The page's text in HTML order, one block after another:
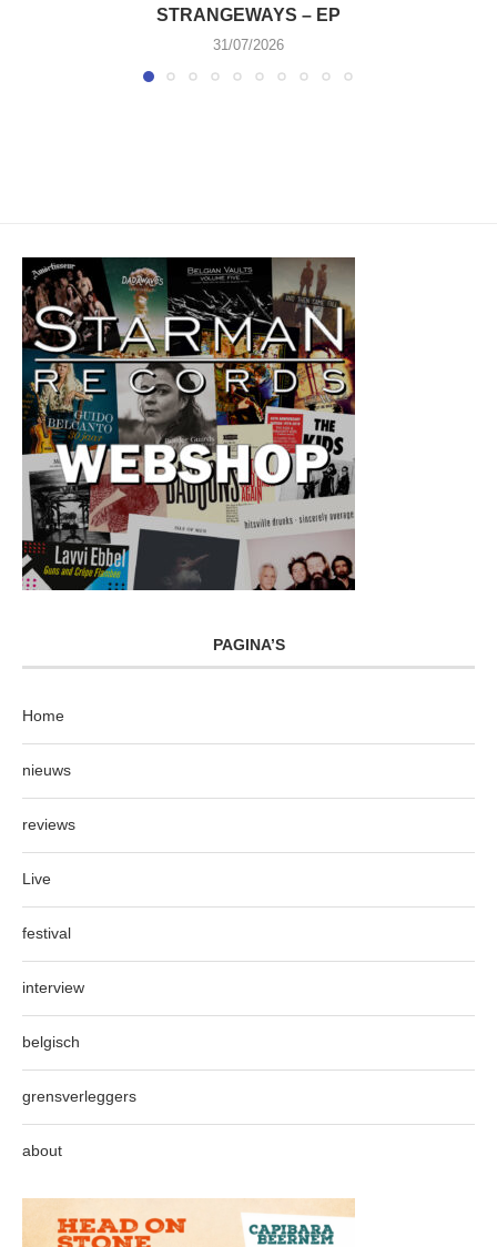
STRANGEWAYS – EP
31/07/2026
PAGINA’S
Home
nieuws
reviews
Live
festival
interview
belgisch
grensverleggers
about